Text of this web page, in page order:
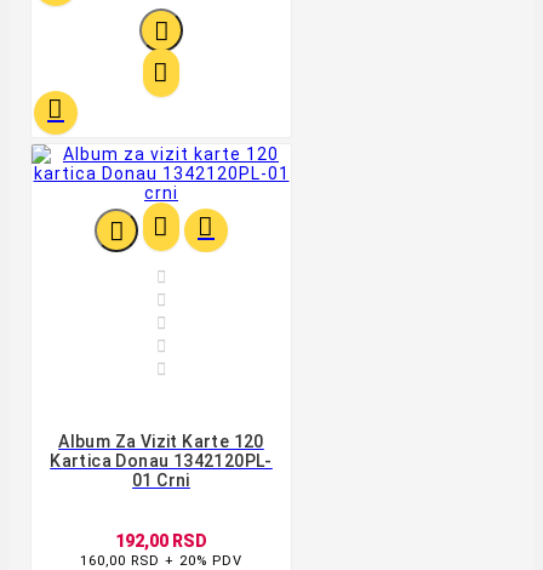



  





Album Za Vizit Karte 120
Kartica Donau 1342120PL-
01 Crni
192,00 RSD
160,00 RSD + 20% PDV